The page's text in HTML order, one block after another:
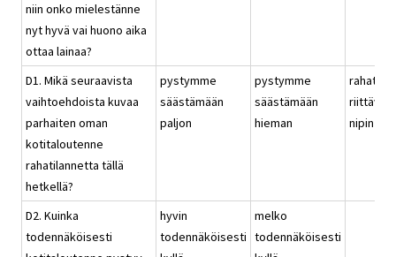
niin onko mielestänne
nyt hyvä vai huono aika
ottaa lainaa?
D1. Mikä seuraavista
vaihtoehdoista kuvaa
parhaiten oman
kotitaloutenne
rahatilannetta tällä
hetkellä?
pystymme
säästämään
paljon
pystymme
säästämään
hieman
rahat
riittävät
nipin
D2. Kuinka
todennäköisesti
hyvin
todennäköisesti
melko
todennäköisesti